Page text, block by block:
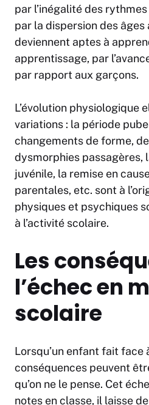
par l’inégalité des
par la dispersion des
deviennent aptes à
apprentissage, par
par rapport aux garçons.
L’évolution physiologique
variations : la période
changements de forme,
dysmorphies passagères,
juvénile, la remise en
parentales, etc. sont à
physiques et psychiques
à l’activité scolaire.
Les
l’échec en
scolaire
Lorsqu’un enfant fait face
conséquences peuvent
qu’on ne le pense. Cet
notes en classe, il laisse